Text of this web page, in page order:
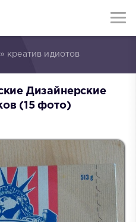
» креатив идиотов
Дизайнерские
(15 фото)